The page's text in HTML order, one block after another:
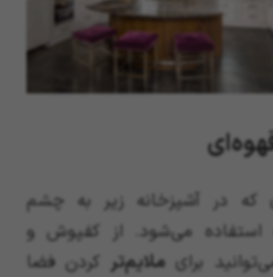
که در آشپزخانه زیر به چشم
استفاده می‌شود. از کفپوش و
برای ملایم‌تر کردن فضا